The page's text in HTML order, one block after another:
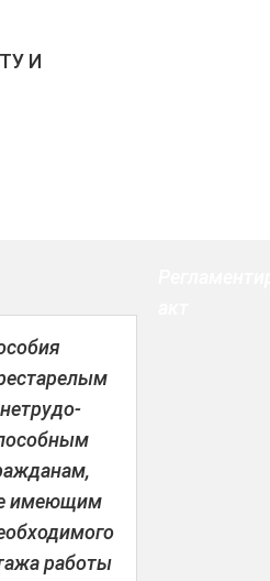
И
имеющим
работы